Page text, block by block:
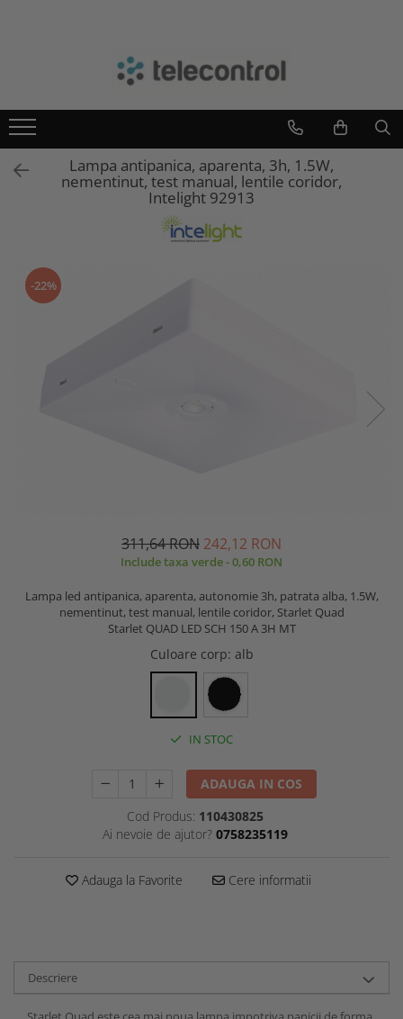
Teletask
Intelight
Hikvision
Lampa antipanica, aparenta, 3h, 1.5W,
nementinut, test manual, lentile coridor,
Intelight 92913
-22%
311,64 RON 242,12 RON
Include taxa verde - 0,60 RON
Lampa led antipanica, aparenta, autonomie 3h, patrata alba, 1.5W,
nementinut, test manual, lentile coridor, Starlet Quad
Starlet QUAD LED SCH 150 A 3H MT
Culoare corp: alb
IN STOC
ADAUGA IN COS
Cod Produs: 110430825
Ai nevoie de ajutor? 0758235119
Adauga la Favorite Cere informatii
Descriere